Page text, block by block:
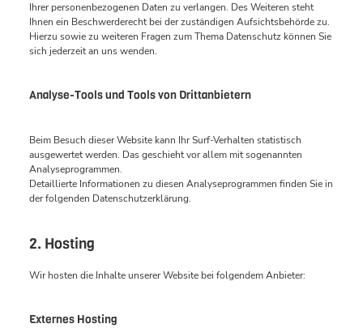
Ihrer personenbezogenen Daten zu verlangen. Des Weiteren steht
Ihnen ein Beschwerderecht bei der zuständigen Aufsichtsbehörde zu.
Hierzu sowie zu weiteren Fragen zum Thema Datenschutz können Sie
sich jederzeit an uns wenden.
Analyse-Tools und Tools von Drittanbietern
Beim Besuch dieser Website kann Ihr Surf-Verhalten statistisch
ausgewertet werden. Das geschieht vor allem mit sogenannten
Analyseprogrammen.
Detaillierte Informationen zu diesen Analyseprogrammen finden Sie in
der folgenden Datenschutzerklärung.
2. Hosting
Wir hosten die Inhalte unserer Website bei folgendem Anbieter:
Externes Hosting